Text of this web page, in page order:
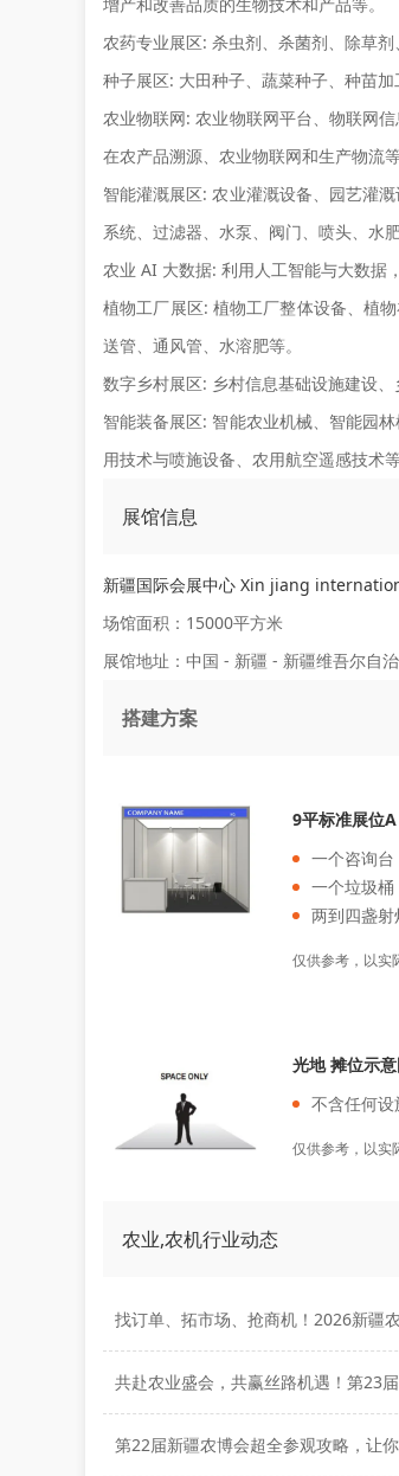
农药专业展区: 杀虫剂、杀菌剂、除草剂
种子展区: 大田种子、蔬菜种子、种苗
农业物联网: 农业物联网平台、物联网
在农产品溯源、农业物联网和生产物流
智能灌溉展区: 农业灌溉设备、园艺灌
系统、过滤器、水泵、阀门、喷头、水
农业 AI 大数据: 利用人工智能与大数据
植物工厂展区: 植物工厂整体设备、植
送管、通风管、水溶肥等。
数字乡村展区: 乡村信息基础设施建设
智能装备展区: 智能农业机械、智能园
用技术与喷施设备、农用航空遥感技术
展馆信息
新疆国际会展中心 Xin jiang
场馆面积：15000平方米
展馆地址：中国 - 新疆 - 新疆维吾尔自
搭建方案
9平标准展位
一个咨询台
一个垃圾桶
两到四盏射
仅供参考，以实
光地 摊位示
不含任何设
仅供参考，以实
农业,农机行业动态
第22届新疆农博会超全参观攻略，让